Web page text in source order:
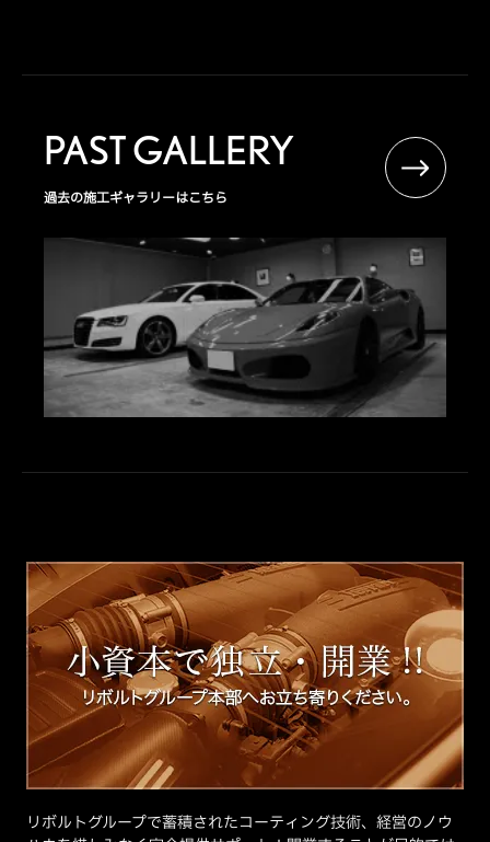
PAST GALLERY
過去の施工ギャラリーはこちら
リボルトグループで蓄積されたコーティング技術、経営のノウ